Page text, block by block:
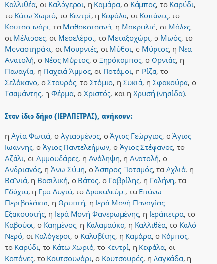
Καλλιθέα, οι Καλόγεροι, η Καμάρα, ο Κάμπος, το Καρύδι,
το Κάτω Χωριό, το Κεντρί, η Κεφάλα, οι Κοπάνες, το
Κουτσουνάρι, τα Μαθοκοτσανά, η Μακρυλιά, οι Μάλες,
οι Μέλισσες, οι Μεσελέροι, το Μεταξοχώρι, ο Μινός, το
Μοναστηράκι, οι Μουρνιές, οι Μύθοι, ο Μύρτος, η Νέα
Ανατολή, ο Νέος Μύρτος, ο Ξηρόκαμπος, ο Ορνιάς, η
Παναγία, η Παχειά Άμμος, οι Ποτάμοι, η Ρίζα, το
Σελάκανο, ο Σταυρός, το Στόμιο, η Συκιά, η Σφακούρα, ο
Τσαμάντης, η Φέρμα, ο Χριστός, και η Χρυσή (νησίδα).
Στον ίδιο δήμο (ΙΕΡΑΠΕΤΡΑΣ), ανήκουν:
η Αγία Φωτιά, ο Αγιασμένος, ο Άγιος Γεώργιος, ο Άγιος
Ιωάννης, ο Άγιος Παντελεήμων, ο Άγιος Στέφανος, το
Αζάλι, οι Αμμουδάρες, η Ανάληψη, η Ανατολή, ο
Ανδριανός, η Άνω Σύμη, ο Άσπρος Ποταμός, τα Αχλιά, η
Βαϊνιά, η Βασιλική, ο Βάτος, ο Γαβρίλης, η Γαλήνη, τα
Γδόχια, η Γρα Λυγιά, το Δρακαλεύρι, τα Επάνω
Περιβολάκια, η Θρυπτή, η Ιερά Μονή Παναγίας
Εξακουστής, η Ιερά Μονή Φανερωμένης, η Ιεράπετρα, το
Καβούσι, ο Καημένος, η Καλαμαύκα, η Καλλιθέα, το Καλό
Νερό, οι Καλόγεροι, ο Καλυβίτης, η Καμάρα, ο Κάμπος,
το Καρύδι, το Κάτω Χωριό, το Κεντρί, η Κεφάλα, οι
Κοπάνες, το Κουτσουνάρι, ο Κουτσουράς, η Λαγκάδα, η